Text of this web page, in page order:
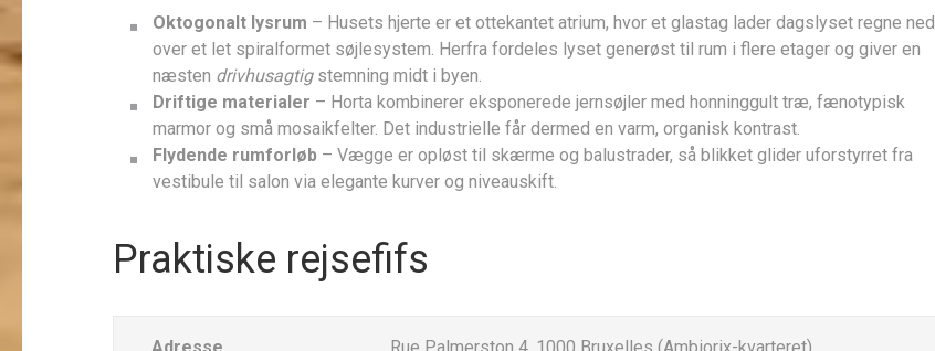
Oktogonalt lysrum – Husets hjerte er et ottekantet atrium, hvor et glastag lader dagslyset regne ned
over et let spiral­formet søjlesystem. Herfra fordeles lyset generøst til rum i flere etager og giver en
næsten drivhusagtigstemning midt i byen.
Driftige materialer – Horta kombinerer eksponerede jernsøjler med honninggult træ, fænotypisk
marmor og små mosaikfelter. Det industrielle får dermed en varm, organisk kontrast.
Flydende rumforløb – Vægge er opløst til skærme og balustrader, så blikket glider uforstyrret fra
vestibule til salon via elegante kurver og niveauskift.
Praktiske rejsefifs